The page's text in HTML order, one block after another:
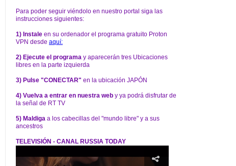
Para poder seguir viéndolo en nuestro portal siga las
instrucciones siguientes:
1) Instale en su ordenador el programa gratuito Proton
VPN desde aquí:
2) Ejecute el programa y aparecerán tres Ubicaciones
libres en la parte izquierda
3) Pulse "CONECTAR" en la ubicación JAPÓN
4) Vuelva a entrar en nuestra web y ya podrá disfrutar de
la señal de RT TV
5) Maldiga a los cabecillas del "mundo libre" y a sus
ancestros
TELEVISIÓN - CANAL RUSSIA TODAY